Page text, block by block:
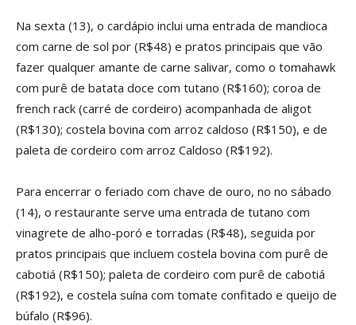
Na sexta (13), o cardápio inclui uma entrada de mandioca
com carne de sol por (R$48) e pratos principais que vão
fazer qualquer amante de carne salivar, como o tomahawk
com purê de batata doce com tutano (R$160); coroa de
french rack (carré de cordeiro) acompanhada de aligot
(R$130); costela bovina com arroz caldoso (R$150), e de
paleta de cordeiro com arroz Caldoso (R$192).
Para encerrar o feriado com chave de ouro, no no sábado
(14), o restaurante serve uma entrada de tutano com
vinagrete de alho-poró e torradas (R$48), seguida por
pratos principais que incluem costela bovina com purê de
cabotiá (R$150); paleta de cordeiro com purê de cabotiá
(R$192), e costela suína com tomate confitado e queijo de
búfalo (R$96).